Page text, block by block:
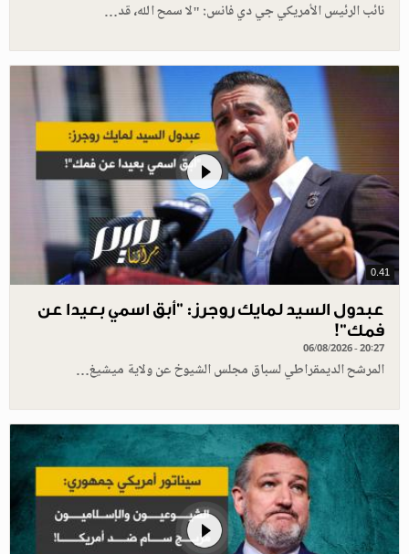
نائب الرئيس الأمريكي جي دي فانس: "لا سمح الله، قد…
0.41
عبدول السيد لمايك روجرز: "أبق اسمي بعيدا عن
فمك"!
06/08/2026 - 20:27
المرشح الديمقراطي لسباق مجلس الشيوخ عن ولاية ميشيغ…